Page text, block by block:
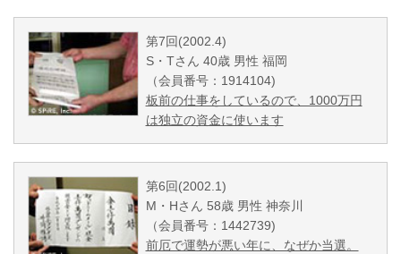
第7回(2002.4)
S・Tさん 40歳 男性 福岡
（会員番号：1914104)
板前の仕事をしているので、1000万円
は独立の資金に使います
第6回(2002.1)
M・Hさん 58歳 男性 神奈川
（会員番号：1442739)
前厄で運勢が悪い年に、なぜか当選。